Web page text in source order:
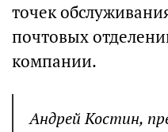
точек
почтовых
компании.
Андрей Костин,